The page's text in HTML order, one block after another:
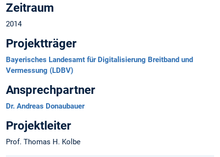
Zeitraum
2014
Projektträger
Bayerisches Landesamt für Digitalisierung Breitband und
Vermessung (LDBV)
Ansprechpartner
Dr. Andreas Donaubauer
Projektleiter
Prof. Thomas H. Kolbe